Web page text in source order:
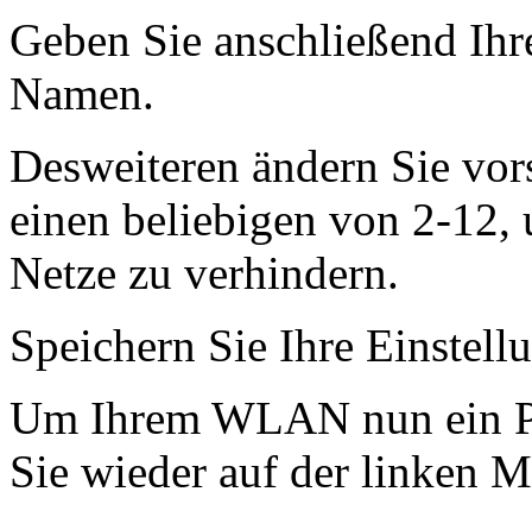
Geben Sie anschließend
Namen.
Desweiteren ändern Sie
einen beliebigen von 2-12,
Netze zu verhindern.
Speichern Sie Ihre
Um Ihrem WLAN nun ein
Sie wieder auf der linken